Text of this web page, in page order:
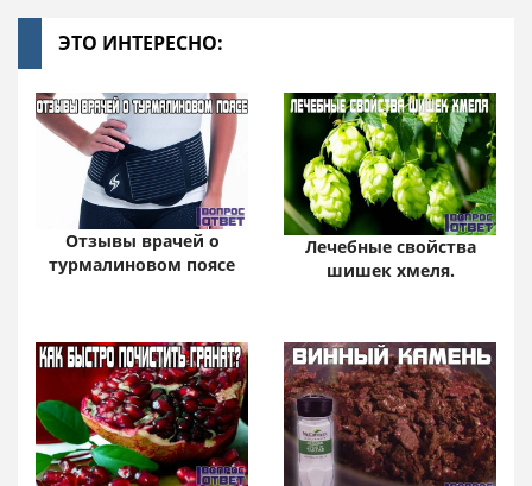
ЭТО ИНТЕРЕСНО:
Отзывы врачей о
турмалиновом поясе
Лечебные свойства
шишек хмеля.